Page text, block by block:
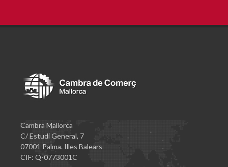
Cambra Mallorca
C/ Estudi General, 7
07001 Palma. Illes Balears
CIF: Q-0773001C